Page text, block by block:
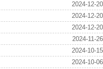
2024-12-20
2024-12-20
2024-12-20
2024-11-26
2024-10-15
2024-10-06